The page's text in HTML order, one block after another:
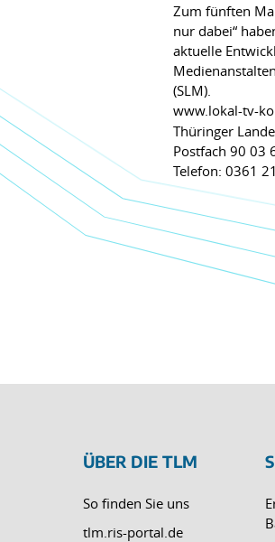
Zum fünften
nur dabei“
aktuelle
(SLM).
www.lokal-tv-
Thüringer
Postfach 90 03
Telefon: 0361
ÜBER DIE TLM
So finden Sie uns
tlm.ris-portal.de